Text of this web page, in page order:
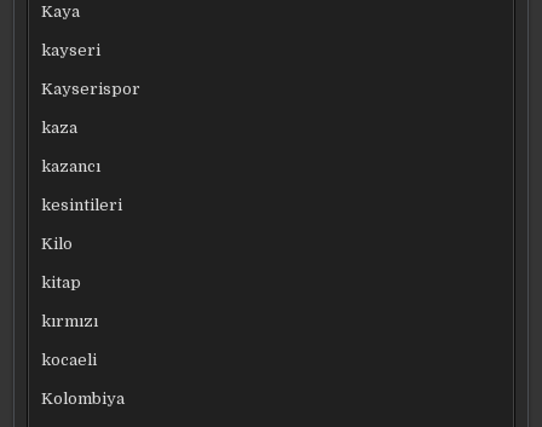
Kaya
kayseri
Kayserispor
kaza
kazancı
kesintileri
Kilo
kitap
kırmızı
kocaeli
Kolombiya